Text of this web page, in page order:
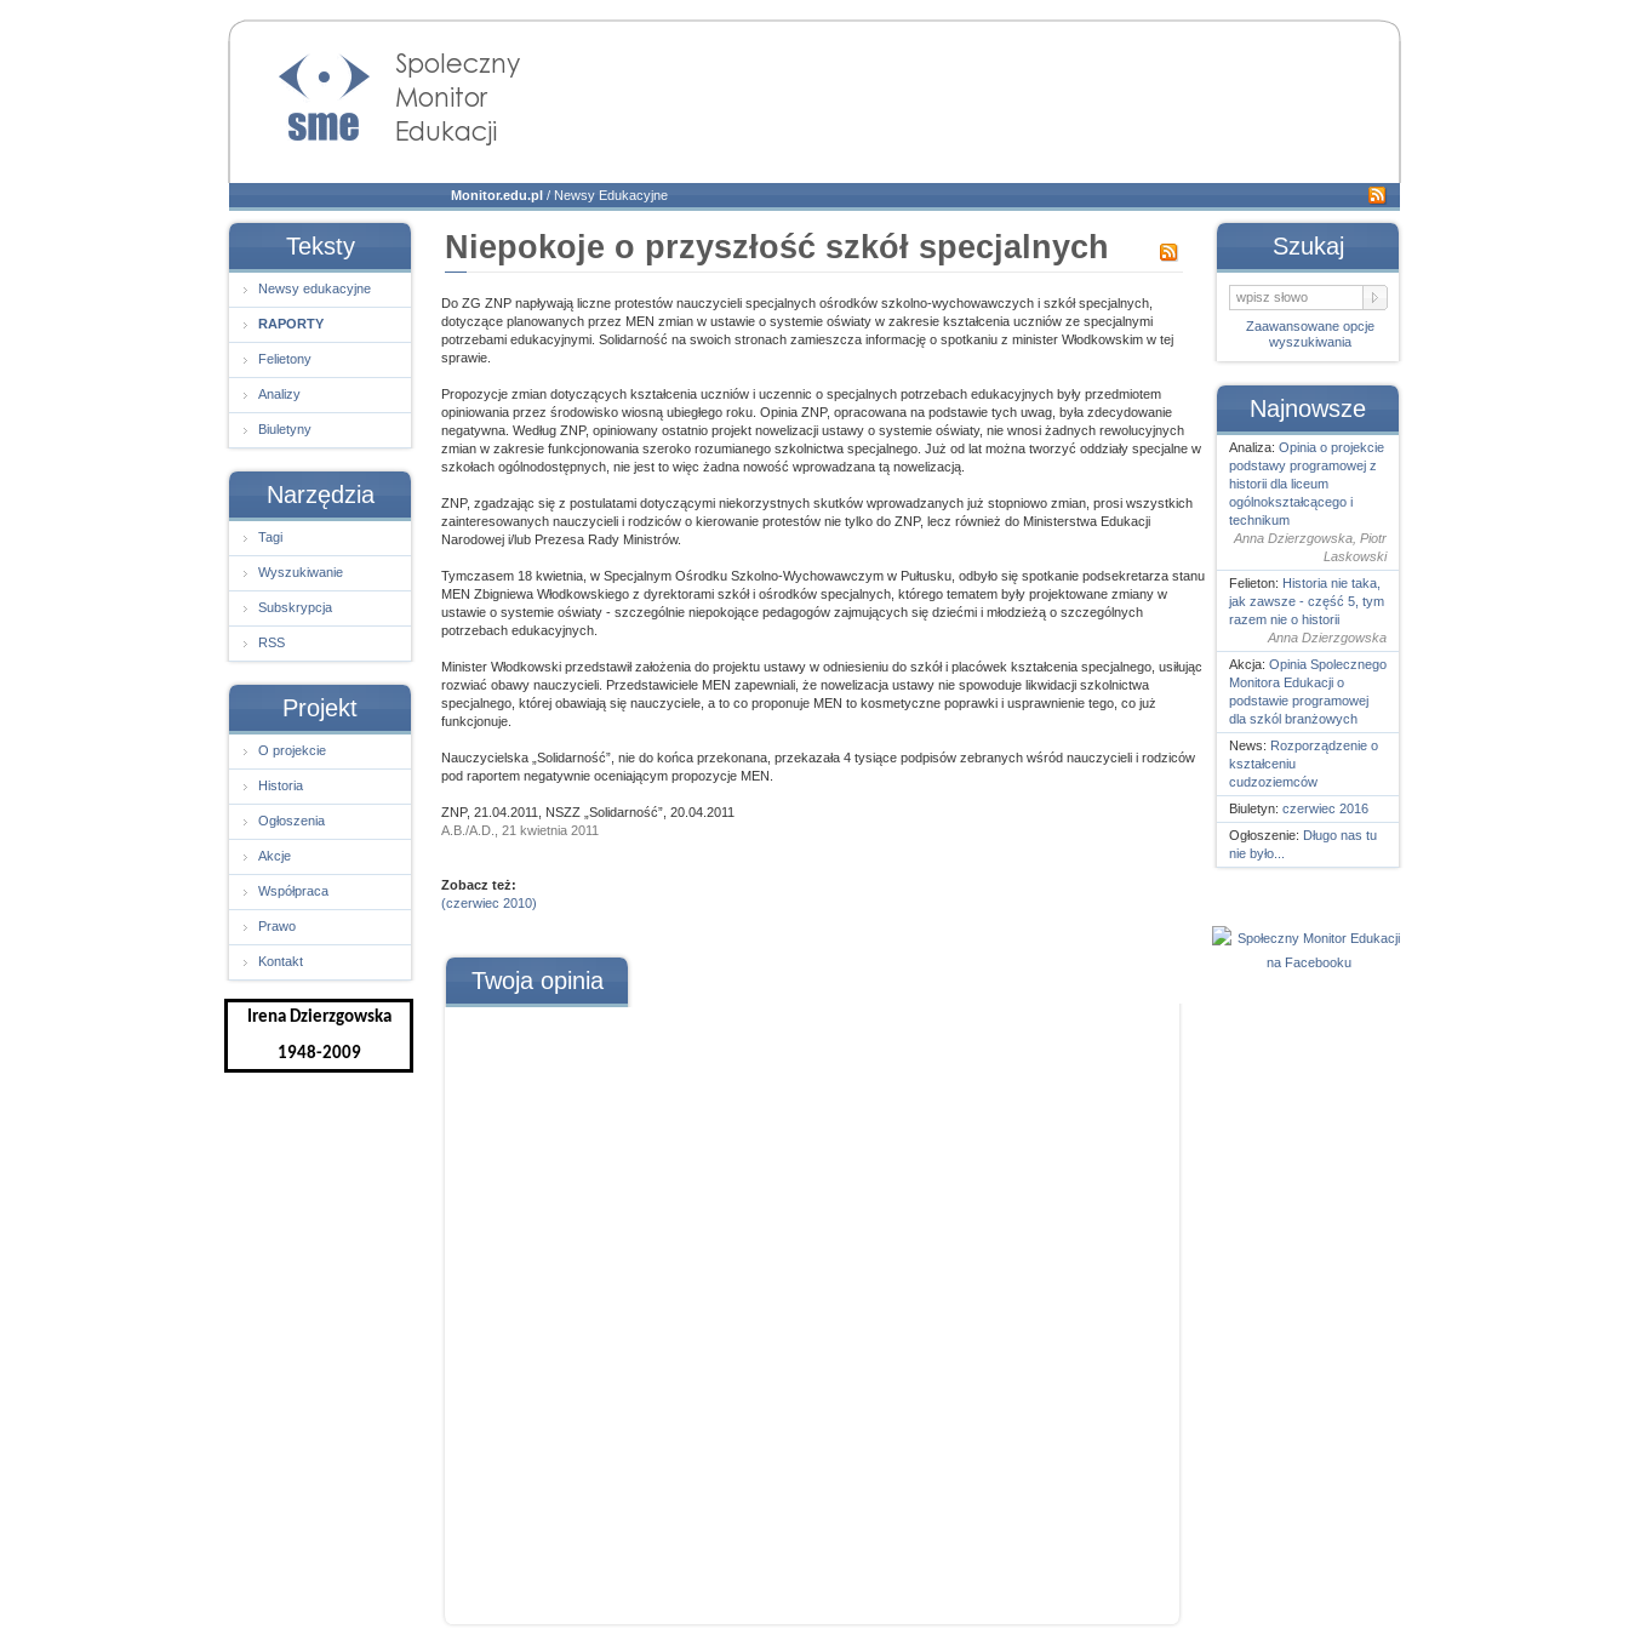
Społeczny Monitor
Edukacji
Monitor.edu.pl / Newsy Edukacyjne
Teksty
Newsy edukacyjne
RAPORTY
Felietony
Analizy
Biuletyny
Narzędzia
Tagi
Wyszukiwanie
Subskrypcja
RSS
Projekt
O projekcie
Historia
Ogłoszenia
Akcje
Współpraca
Prawo
Kontakt
Irena Dzierzgowska
1948-2009
Niepokoje o przyszłość szkół specjalnych
Do ZG ZNP napływają liczne protestów nauczycieli specjalnych ośrodków szkolno-wychowawczych i szkół specjalnych,
dotyczące planowanych przez MEN zmian w ustawie o systemie oświaty w zakresie kształcenia uczniów ze specjalnymi
potrzebami edukacyjnymi. Solidarność na swoich stronach zamieszcza informację o spotkaniu z minister Włodkowskim w tej
sprawie.
Propozycje zmian dotyczących kształcenia uczniów i uczennic o specjalnych potrzebach edukacyjnych były przedmiotem
opiniowania przez środowisko wiosną ubiegłego roku. Opinia ZNP, opracowana na podstawie tych uwag, była zdecydowanie
negatywna. Według ZNP, opiniowany ostatnio projekt nowelizacji ustawy o systemie oświaty, nie wnosi żadnych rewolucyjnych
zmian w zakresie funkcjonowania szeroko rozumianego szkolnictwa specjalnego. Już od lat można tworzyć oddziały specjalne w
szkołach ogólnodostępnych, nie jest to więc żadna nowość wprowadzana tą nowelizacją.
ZNP, zgadzając się z postulatami dotyczącymi niekorzystnych skutków wprowadzanych już stopniowo zmian, prosi wszystkich
zainteresowanych nauczycieli i rodziców o kierowanie protestów nie tylko do ZNP, lecz również do Ministerstwa Edukacji
Narodowej i/lub Prezesa Rady Ministrów.
Tymczasem 18 kwietnia, w Specjalnym Ośrodku Szkolno-Wychowawczym w Pułtusku, odbyło się spotkanie podsekretarza stanu
MEN Zbigniewa Włodkowskiego z dyrektorami szkół i ośrodków specjalnych, którego tematem były projektowane zmiany w
ustawie o systemie oświaty - szczególnie niepokojące pedagogów zajmujących się dziećmi i młodzieżą o szczególnych
potrzebach edukacyjnych.
Minister Włodkowski przedstawił założenia do projektu ustawy w odniesieniu do szkół i placówek kształcenia specjalnego, usiłując
rozwiać obawy nauczycieli. Przedstawiciele MEN zapewniali, że nowelizacja ustawy nie spowoduje likwidacji szkolnictwa
specjalnego, której obawiają się nauczyciele, a to co proponuje MEN to kosmetyczne poprawki i usprawnienie tego, co już
funkcjonuje.
Nauczycielska „Solidarność”, nie do końca przekonana, przekazała 4 tysiące podpisów zebranych wśród nauczycieli i rodziców
pod raportem negatywnie oceniającym propozycje MEN.
ZNP, 21.04.2011, NSZZ „Solidarność”, 20.04.2011
A.B./A.D., 21 kwietnia 2011
Zobacz też:
(czerwiec 2010)
Twoja opinia
Szukaj
Zaawansowane opcje
wyszukiwania
Najnowsze
Analiza: Opinia o projekcie
podstawy programowej z
historii dla liceum
ogólnokształcącego i
technikum
Anna Dzierzgowska, Piotr
Laskowski
Felieton: Historia nie taka,
jak zawsze - część 5, tym
razem nie o historii
Anna Dzierzgowska
Akcja: Opinia Spolecznego
Monitora Edukacji o
podstawie programowej
dla szkól branżowych
News: Rozporządzenie o
kształceniu
cudzoziemców
Biuletyn: czerwiec 2016
Ogłoszenie: Długo nas tu
nie było...